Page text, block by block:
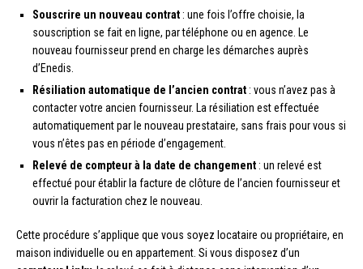
Souscrire un nouveau contrat : une fois l’offre choisie, la
souscription se fait en ligne, par téléphone ou en agence. Le
nouveau fournisseur prend en charge les démarches auprès
d’Enedis.
Résiliation automatique de l’ancien contrat : vous n’avez pas à
contacter votre ancien fournisseur. La résiliation est effectuée
automatiquement par le nouveau prestataire, sans frais pour vous si
vous n’êtes pas en période d’engagement.
Relevé de compteur à la date de changement : un relevé est
effectué pour établir la facture de clôture de l’ancien fournisseur et
ouvrir la facturation chez le nouveau.
Cette procédure s’applique que vous soyez locataire ou propriétaire, en
maison individuelle ou en appartement. Si vous disposez d’un